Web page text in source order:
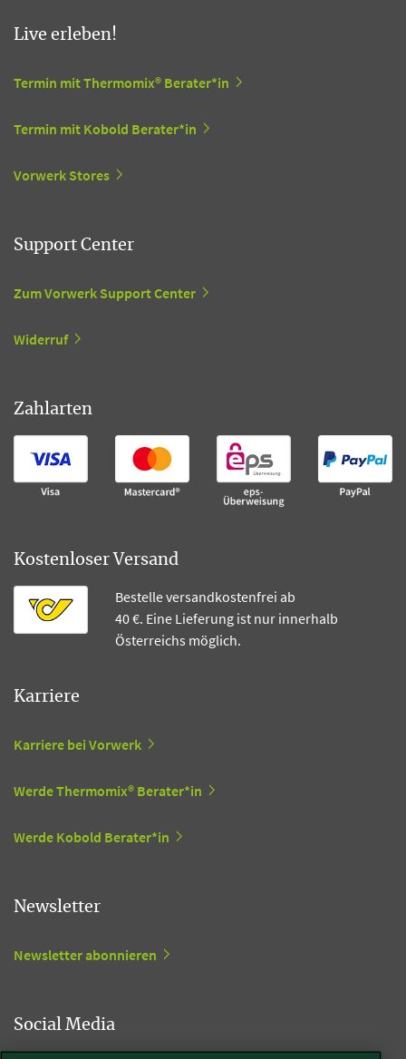
Live erleben!
Termin mit Thermomix® Berater*in
Termin mit Kobold Berater*in
Vorwerk Stores
Support Center
Zum Vorwerk Support Center
Widerruf
Zahlarten
Kostenloser Versand
Bestelle versandkostenfrei ab
40 €. Eine Lieferung ist nur innerhalb
Österreichs möglich.
Karriere
Karriere bei Vorwerk
Werde Thermomix® Berater*in
Werde Kobold Berater*in
Newsletter
Newsletter abonnieren
Social Media